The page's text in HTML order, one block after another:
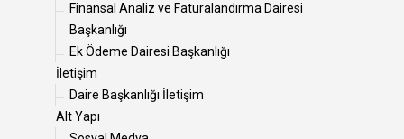
Finansal Analiz ve Faturalandırma Dairesi
Başkanlığı
Ek Ödeme Dairesi Başkanlığı
İletişim
Daire Başkanlığı İletişim
Alt Yapı